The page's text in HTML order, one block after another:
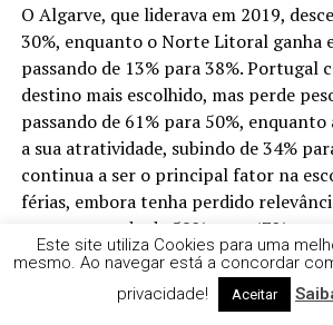
O Algarve, que liderava em 2019,
30%, enquanto o Norte Litoral ganha
passando de 13% para 38%. Portugal
destino mais escolhido, mas perde
passando de 61% para 50%,
a sua atratividade, subindo de 34%
continua a ser o principal fator na
férias, embora tenha perdido
anos, passando de 59% para 47%.
Em paralelo, critérios como o preço e
ganham maior importância, refletindo
Este site utiliza Cookies para uma
mesmo. Ao navegar está a concordar
privacidade!
Aceitar